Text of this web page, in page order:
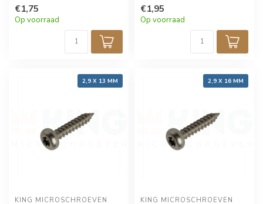
plaatmateriaal. Gemaakt van
roestvrij staal voor hoge
corrosiebestendigheid.
Verpakt per 50 stuks. Voor
precisiewerk en stevige
€1,75
Op voorraad
plaatmateriaal. Gemaakt van
roestvrij staal voor hoge
corrosiebestendigheid.
Verpakt per 50 stuks. Voor
precisiewerk en stevige
€1,95
Op voorraad
2,9 X 13 MM
KING MICROSCHROEVEN
2,9 X 16 MM
KING MICROSCHROEVEN